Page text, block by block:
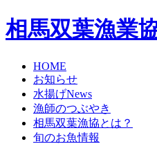
相馬双葉漁業
HOME
お知らせ
水揚げNews
漁師のつぶやき
相馬双葉漁協とは？
旬のお魚情報